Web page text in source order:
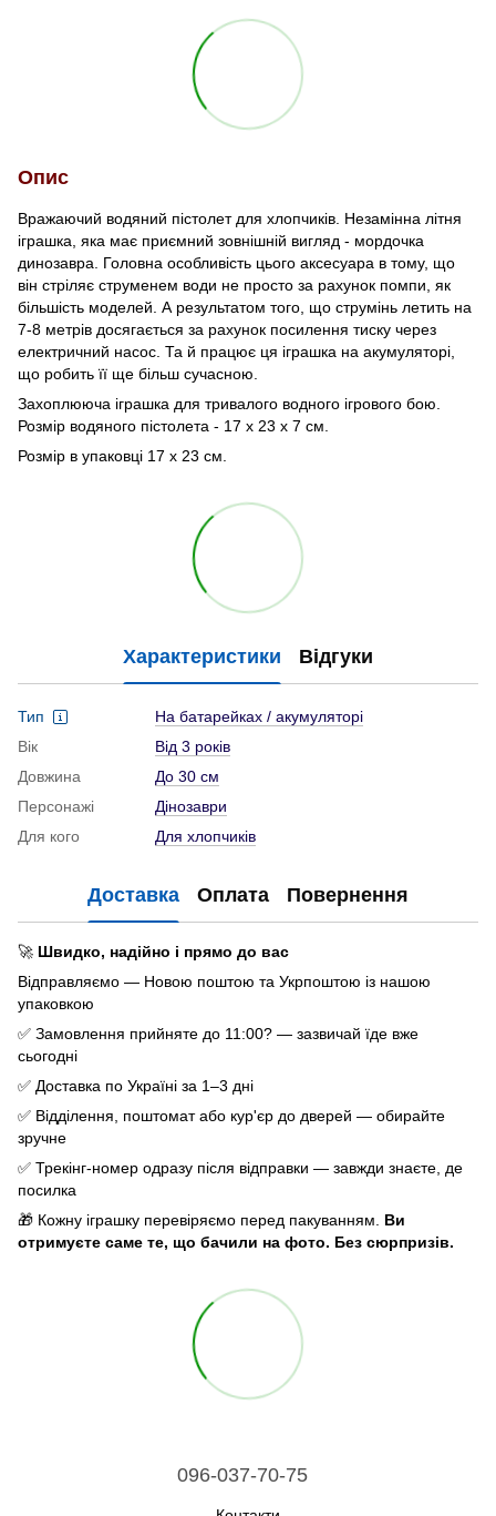
Опис
Вражаючий водяний пістолет для хлопчиків. Незамінна літня
іграшка, яка має приємний зовнішній вигляд - мордочка
динозавра. Головна особливість цього аксесуара в тому, що
він стріляє струменем води не просто за рахунок помпи, як
більшість моделей. А результатом того, що струмінь летить на
7-8 метрів досягається за рахунок посилення тиску через
електричний насос. Та й працює ця іграшка на акумуляторі,
що робить її ще більш сучасною.
Захоплююча іграшка для тривалого водного ігрового бою.
Розмір водяного пістолета - 17 х 23 х 7 см.
Розмір в упаковці 17 х 23 см.
Характеристики Відгуки
Тип
На батарейках / акумуляторі
Вік
Від 3 років
Довжина
До 30 см
Персонажі
Дінозаври
Для кого
Для хлопчиків
Доставка Оплата Повернення
🚀 Швидко, надійно і прямо до вас
Відправляємо — Новою поштою та Укрпоштою із нашою
упаковкою
✅ Замовлення прийняте до 11:00? — зазвичай їде вже
сьогодні
✅ Доставка по Україні за 1–3 дні
✅ Відділення, поштомат або кур'єр до дверей — обирайте
зручне
✅ Трекінг-номер одразу після відправки — завжди знаєте, де
посилка
🎁 Кожну іграшку перевіряємо перед пакуванням. Ви
отримуєте саме те, що бачили на фото. Без сюрпризів.
096-037-70-75